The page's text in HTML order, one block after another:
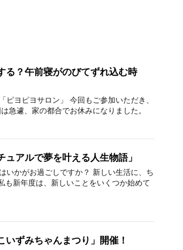
る？午前寝がのびてずれ込む時
ヨピヨサロン」 今回もご参加いただき、
急遽、家の都合でお休みになりました。
アルで夢を叶える人生物語」
いかがお過ごしですか？ 新しい生活に、ち
も新年度は、新しいことをいくつか始めて
いずみちゃんまつり」開催！